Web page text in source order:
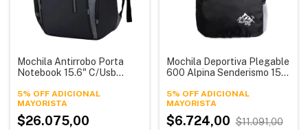
Mochila Antirrobo Porta
Notebook 15.6" C/Usb
Alpina
5% OFF ADICIONAL
$26.075,00
Mochila Deportiva Plegable
600 Alpina Senderismo 15
5% OFF ADICIONAL
$6.724,00 $11.091,00